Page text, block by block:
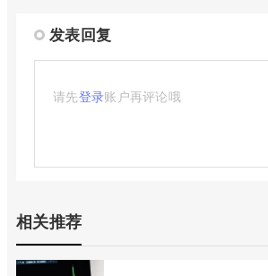
发表回复
请先登录账户再评论哦
相关推荐